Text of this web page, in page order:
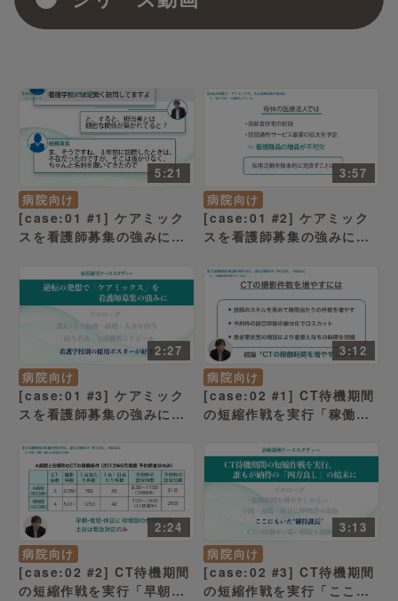
5:21
病院向け
[case:01 #1] ケアミック
スを看護師募集の強みに
人事を担当」（病院経営ケ
ーススタディー ）
3:57
病院向け
[case:01 #2] ケアミック
スを看護師募集の強みに
ピール」（病院経営ケース
スタディー ）
2:27
病院向け
[case:01 #3] ケアミック
スを看護師募集の強みに
ーが好評」（病院経営ケー
ススタディー ）
3:12
病院向け
[case:02 #1] CT待機期間
の短縮作戦を実行「稼働時
院経営ケーススタディー ）
2:24
病院向け
[case:02 #2] CT待機期間
の短縮作戦を実行「早朝・
3:13
病院向け
[case:02 #3] CT待機期間
の短縮作戦を実行「ここに